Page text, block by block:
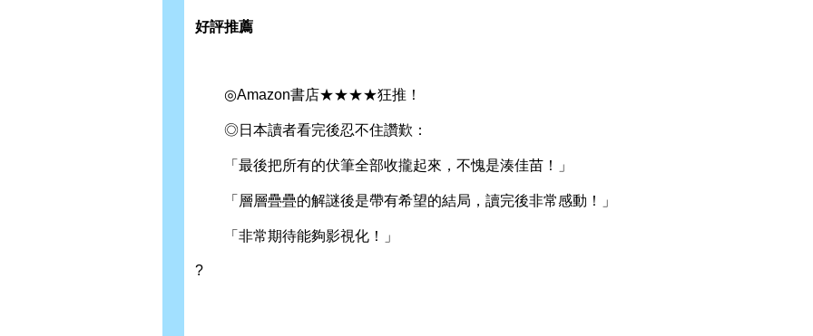
好評推薦
◎Amazon書店★★★★狂推！
◎日本讀者看完後忍不住讚歎：
「最後把所有的伏筆全部收攏起來，不愧是湊佳苗！」
「層層疊疊的解謎後是帶有希望的結局，讀完後非常感動！」
「非常期待能夠影視化！」
?